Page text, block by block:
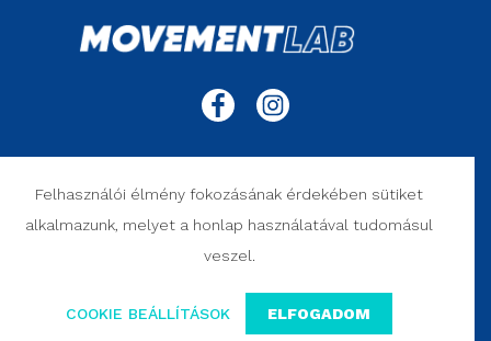
ÁSZF ___ ADATVÉDELEM ___ SZERZŐI JOGI NYILATKOZAT ___
Felhasználói élmény fokozásának érdekében sütiket
alkalmazunk, melyet a honlap használatával tudomásul
veszel.
COOKIE BEÁLLÍTÁSOK ELFOGADOM